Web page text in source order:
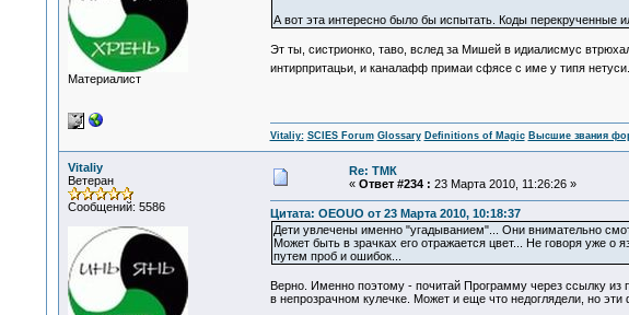
Материалист
А вот эта интересно было бы испытать. Коды перекрученные
Эт ты, систрионко, таво, вслед за Мишей в идиалисмус
интирпритацьи, и каналафф примаи сфясе с име у типя
Vitaliy: SCIES Forum Glossary Definitions of Magic Высшие звания
Vitaliy
Ветеран
Сообщений: 5586
Re: ТМК
« Ответ #234 : 23 Марта 2010, 11:26:26 »
Цитата: OEOUO от 23 Марта 2010, 10:18:37
Дети увлечены именно "угадыванием"... Они внимательно
Может быть в зрачках его отражается цвет... Не говоря уже
путем проб и ошибок...
Верно. Именно поэтому - почитай Программу через ссылку из
в непрозрачном кулечке. Может и еще что недоглядели, но эти